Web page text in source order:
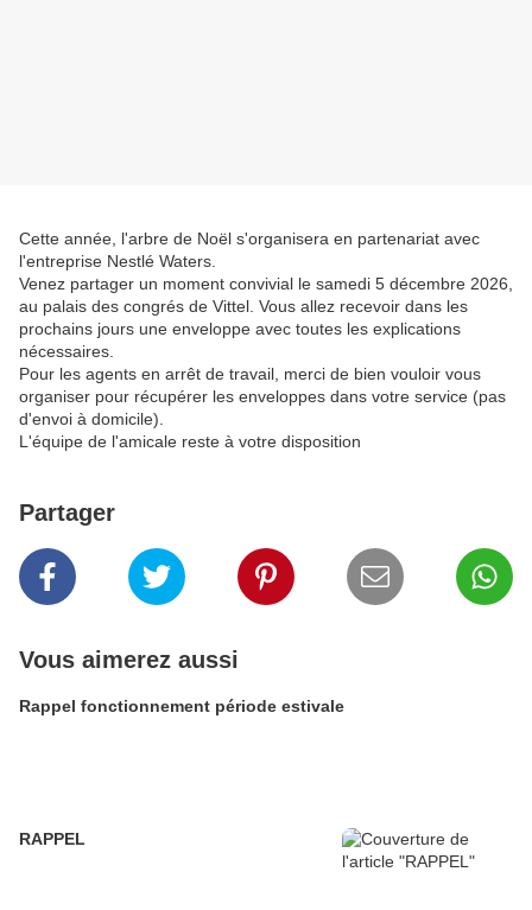
Cette année, l'arbre de Noël s'organisera en partenariat avec
l'entreprise Nestlé Waters.
Venez partager un moment convivial le samedi 5 décembre 2026,
au palais des congrés de Vittel. Vous allez recevoir dans les
prochains jours une enveloppe avec toutes les explications
nécessaires.
Pour les agents en arrêt de travail, merci de bien vouloir vous
organiser pour récupérer les enveloppes dans votre service (pas
d'envoi à domicile).
L'équipe de l'amicale reste à votre disposition
Partager
Vous aimerez aussi
Rappel fonctionnement période estivale
RAPPEL